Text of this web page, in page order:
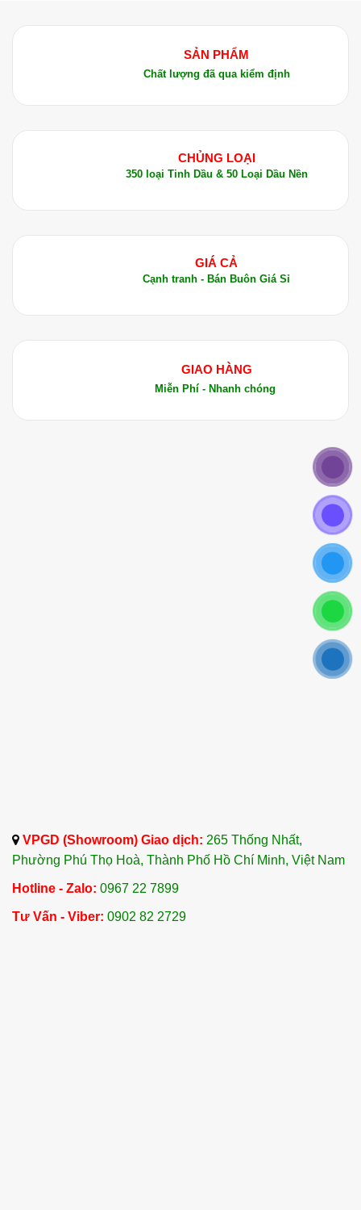
SẢN PHẨM
Chất lượng đã qua kiểm định
CHỦNG LOẠI
350 loại Tinh Dầu & 50 Loại Dầu Nền
GIÁ CẢ
Cạnh tranh - Bán Buôn Giá Sỉ
GIAO HÀNG
Miễn Phí - Nhanh chóng
VPGD (Showroom) Giao dịch: 265 Thống Nhất,
Phường Phú Thọ Hoà, Thành Phố Hồ Chí Minh, Việt Nam
Hotline - Zalo: 0967 22 7899
Tư Vấn - Viber: 0902 82 2729